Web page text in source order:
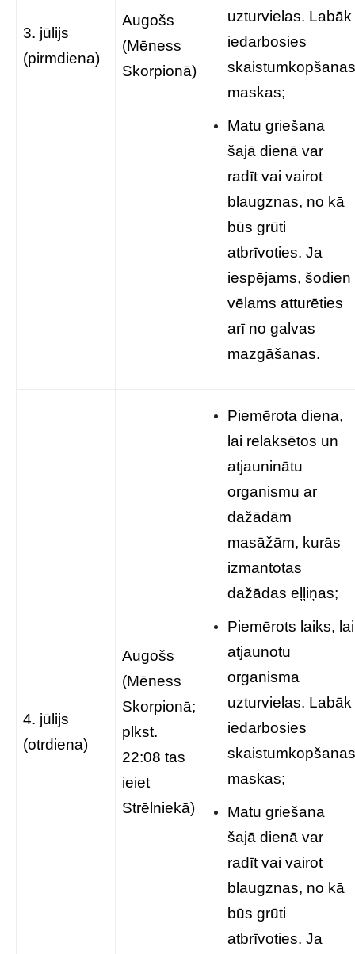
3. jūlijs
(pirmdiena)
Augošs
(Mēness
Skorpionā)
uzturvielas. Labāk
iedarbosies
skaistumkopšanas
maskas;
Matu griešana
šajā dienā var
radīt vai vairot
blaugznas, no kā
būs grūti
atbrīvoties. Ja
iespējams, šodien
vēlams atturēties
arī no galvas
mazgāšanas.
4. jūlijs
(otrdiena)
Augošs
(Mēness
Skorpionā;
plkst.
22:08 tas
ieiet
Strēlniekā)
Piemērota diena,
lai relaksētos un
atjauninātu
organismu ar
dažādām
masāžām, kurās
izmantotas
dažādas eļļiņas;
Piemērots laiks, lai
atjaunotu
organisma
uzturvielas. Labāk
iedarbosies
skaistumkopšanas
maskas;
Matu griešana
šajā dienā var
radīt vai vairot
blaugznas, no kā
būs grūti
atbrīvoties. Ja